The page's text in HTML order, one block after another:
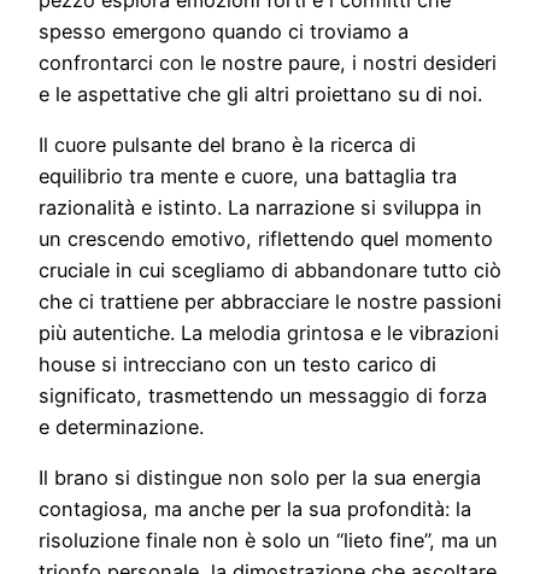
spesso emergono quando ci troviamo a
confrontarci con le nostre paure, i nostri desideri
e le aspettative che gli altri proiettano su di noi.
Il cuore pulsante del brano è la ricerca di
equilibrio tra mente e cuore, una battaglia tra
razionalità e istinto. La narrazione si sviluppa in
un crescendo emotivo, riflettendo quel momento
cruciale in cui scegliamo di abbandonare tutto ciò
che ci trattiene per abbracciare le nostre passioni
più autentiche. La melodia grintosa e le vibrazioni
house si intrecciano con un testo carico di
significato, trasmettendo un messaggio di forza
e determinazione.
Il brano si distingue non solo per la sua energia
contagiosa, ma anche per la sua profondità: la
risoluzione finale non è solo un “lieto fine”, ma un